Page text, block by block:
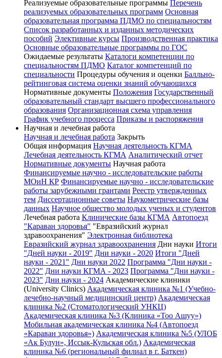
Реализуемые образовательные программы Перечень
реализуемых образовательных программ Основная
образовательная программа ПДМО по специальностям
Список разработанных и изданных методических
пособий Элективные курсы Производственная практика
Основные образовательные программы по ГОС
Ожидаемые результаты Каталоги компетенции по
специальностям ПДМО Каталог компетенций по
специальности Процедуры обучения и оценки Балльно-
рейтинговая система оценки знаний обучающихся
Нормативные документы Положения Государственный
образовательный стандарт высшего профессионального
образования Организационная схема управления
График учебного процесса Приказы и распоряжения
Научная и лечебная работа
Научная и лечебная работа Закрыть
Общая информация Научная деятельность КГМА
Лечебная деятельность КГМА Аналитический отчет
Нормативные документы Научная работа
Финансируемые научно - исследовательские работы
МОиН КР Финансируемые научно - исследовательские
работы зарубежными грантами Реестр утвержденных
тем Диссертационные советы Наукометрические базы
данных Научное общество молодых ученых и студентов
Лечебная работа Клинические базы КГМА Автопоезд
"Караван здоровья" "Евразийский журнал
здравоохранения" Электронная библиотека
Евразийский журнал здравоохранения Дни науки Итоги
"Дней науки - 2019" Дни науки - 2020 Итоги "Дней
науки - 2021" Дни науки 2022 Программа "Дни науки -
2022" Дни науки КГМА - 2023 Программа "Дни науки -
2023" Дни науки - 2024 Академические клиники
(University Clinics) Академическая клиника №1 (Учебно-
лечебно-научный медицинский центр) Академическая
клиника №2 (Стоматологический УНКЦ)
Академическая клиника №3 (Клиника «Тоо Ашуу»)
Мобильная академическая клиника №4 (Автопоезд
«Караван здоровья») Академическая клиника №5 (УЛОБ
«Ак Булун», Иссык-Кульская обл.) Академическая
клиника №6 (региональный филиал в г. Баткен)